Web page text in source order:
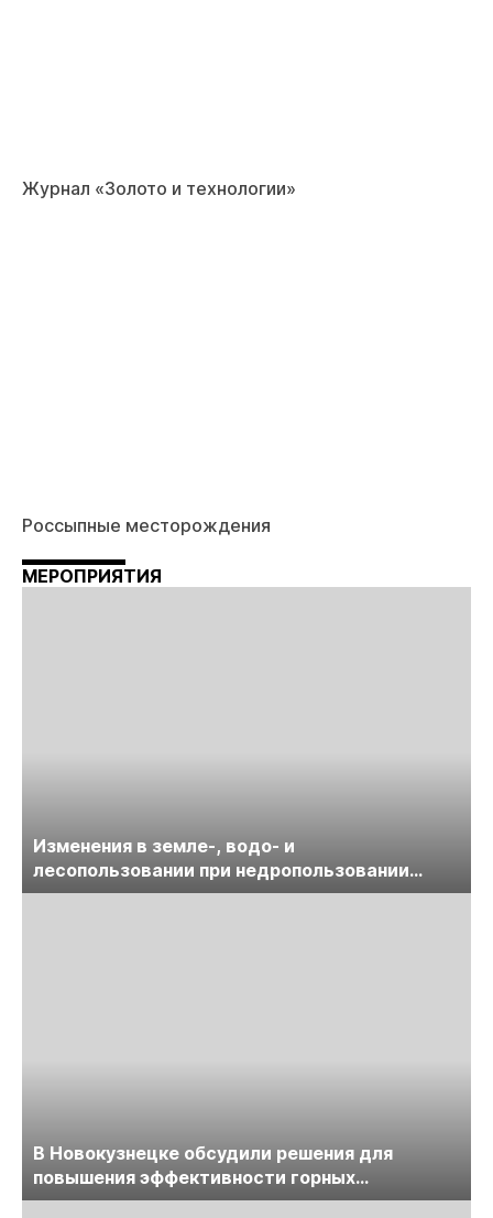
Журнал «Золото и технологии»
Россыпные месторождения
МЕРОПРИЯТИЯ
Изменения в земле-, водо- и
лесопользовании при недропользовании
обсудят на семинаре «ПравоТЭК»
В Новокузнецке обсудили решения для
повышения эффективности горных
предприятий